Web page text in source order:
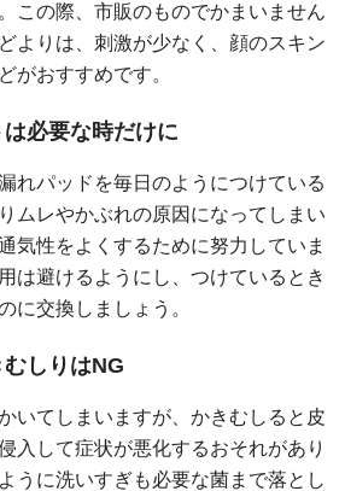
この際、市販のものでかまいません
よりは、刺激が少なく、顔のスキン
がおすすめです。
必要な時だけに
れパッドを毎日のようにつけている
ムレやかぶれの原因になってしまい
気性をよくするために努力していま
は避けるようにし、つけているとき
に交換しましょう。
しりはNG
いてしまいますが、かきむしると皮
入して症状が悪化するおそれがあり
うに洗いすぎも必要な菌まで落とし